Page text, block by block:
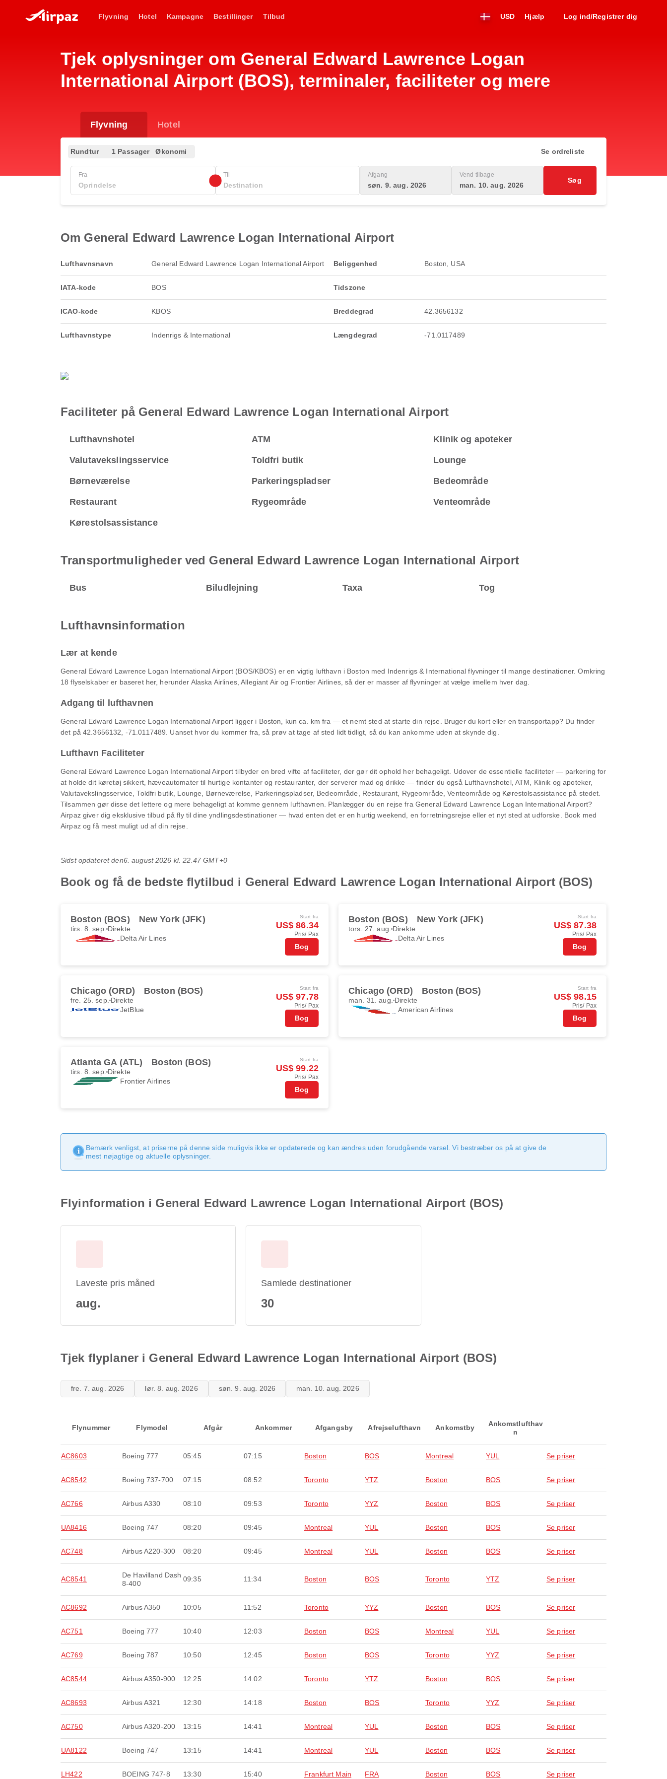
Flyvning Hotel Kampagne Bestillinger Tilbud USD Hjælp Log ind/Registrer dig
Tjek oplysninger om General Edward Lawrence Logan
International Airport (BOS), terminaler, faciliteter og mere
Flyvning Hotel
Rundtur 1 Passager Økonomi Se ordreliste
Fra Til Afgang
søn. 9. aug. 2026
Vend tilbage
man. 10. aug. 2026
Søg
Om General Edward Lawrence Logan International Airport
Lufthavnsnavn General Edward Lawrence Logan International Airport
IATA-kode BOS
ICAO-kode KBOS
Lufthavnstype Indenrigs & International
Beliggenhed Boston, USA
Tidszone
Breddegrad 42.3656132
Længdegrad -71.0117489
Faciliteter på General Edward Lawrence Logan International Airport
Lufthavnshotel ATM Klinik og apoteker
Valutavekslingsservice Toldfri butik Lounge
Børneværelse Parkeringspladser Bedeområde
Restaurant Rygeområde Venteområde
Kørestolsassistance
Transportmuligheder ved General Edward Lawrence Logan International Airport
Bus Biludlejning Taxa Tog
Lufthavnsinformation
Lær at kende
General Edward Lawrence Logan International Airport (BOS/KBOS) er en vigtig lufthavn i Boston med Indenrigs & International flyvninger til mange destinationer. Omkring
18 flyselskaber er baseret her, herunder Alaska Airlines, Allegiant Air og Frontier Airlines, så der er masser af flyvninger at vælge imellem hver dag.
Adgang til lufthavnen
General Edward Lawrence Logan International Airport ligger i Boston, kun ca. km fra — et nemt sted at starte din rejse. Bruger du kort eller en transportapp? Du finder
det på 42.3656132, -71.0117489. Uanset hvor du kommer fra, så prøv at tage af sted lidt tidligt, så du kan ankomme uden at skynde dig.
Lufthavn Faciliteter
General Edward Lawrence Logan International Airport tilbyder en bred vifte af faciliteter, der gør dit ophold her behageligt. Udover de essentielle faciliteter — parkering for
at holde dit køretøj sikkert, hæveautomater til hurtige kontanter og restauranter, der serverer mad og drikke — finder du også Lufthavnshotel, ATM, Klinik og apoteker,
Valutavekslingsservice, Toldfri butik, Lounge, Børneværelse, Parkeringspladser, Bedeområde, Restaurant, Rygeområde, Venteområde og Kørestolsassistance på stedet.
Tilsammen gør disse det lettere og mere behageligt at komme gennem lufthavnen. Planlægger du en rejse fra General Edward Lawrence Logan International Airport?
Airpaz giver dig eksklusive tilbud på fly til dine yndlingsdestinationer — hvad enten det er en hurtig weekend, en forretningsrejse eller et nyt sted at udforske. Book med
Airpaz og få mest muligt ud af din rejse.
Sidst opdateret den6. august 2026 kl. 22.47 GMT+0
Book og få de bedste flytilbud i General Edward Lawrence Logan International Airport (BOS)
Boston (BOS) New York (JFK)
tirs. 8. sep. Direkte
Delta Air Lines
Start fra
US$ 86.34
Pris/ Pax
Bog
Boston (BOS) New York (JFK)
tors. 27. aug. Direkte
Delta Air Lines
Start fra
US$ 87.38
Pris/ Pax
Bog
Chicago (ORD) Boston (BOS)
fre. 25. sep. Direkte
JetBlue
Start fra
US$ 97.78
Pris/ Pax
Bog
Chicago (ORD) Boston (BOS)
man. 31. aug. Direkte
American Airlines
Start fra
US$ 98.15
Pris/ Pax
Bog
Atlanta GA (ATL) Boston (BOS)
tirs. 8. sep. Direkte
Frontier Airlines
Start fra
US$ 99.22
Pris/ Pax
Bog
Bemærk venligst, at priserne på denne side muligvis ikke er opdaterede og kan ændres uden forudgående varsel. Vi bestræber os på at give de
mest nøjagtige og aktuelle oplysninger.
Flyinformation i General Edward Lawrence Logan International Airport (BOS)
Laveste pris måned
aug.
Samlede destinationer
30
Tjek flyplaner i General Edward Lawrence Logan International Airport (BOS)
fre. 7. aug. 2026 lør. 8. aug. 2026 søn. 9. aug. 2026 man. 10. aug. 2026
Flynummer Flymodel Afgår Ankommer Afgangsby Afrejselufthavn Ankomstby
Ankomstlufthav
n
AC8603 Boeing 777 05:45 07:15 Boston BOS Montreal YUL Se priser
AC8542 Boeing 737-700 07:15 08:52 Toronto YTZ Boston BOS Se priser
AC766 Airbus A330 08:10 09:53 Toronto YYZ Boston BOS Se priser
UA8416 Boeing 747 08:20 09:45 Montreal YUL Boston BOS Se priser
AC748 Airbus A220-300 08:20 09:45 Montreal YUL Boston BOS Se priser
AC8541
De Havilland Dash
8-400
09:35 11:34 Boston BOS Toronto YTZ Se priser
AC8692 Airbus A350 10:05 11:52 Toronto YYZ Boston BOS Se priser
AC751 Boeing 777 10:40 12:03 Boston BOS Montreal YUL Se priser
AC769 Boeing 787 10:50 12:45 Boston BOS Toronto YYZ Se priser
AC8544 Airbus A350-900 12:25 14:02 Toronto YTZ Boston BOS Se priser
AC8693 Airbus A321 12:30 14:18 Boston BOS Toronto YYZ Se priser
AC750 Airbus A320-200 13:15 14:41 Montreal YUL Boston BOS Se priser
UA8122 Boeing 747 13:15 14:41 Montreal YUL Boston BOS Se priser
LH422 BOEING 747-8 13:30 15:40 Frankfurt Main FRA Boston BOS Se priser